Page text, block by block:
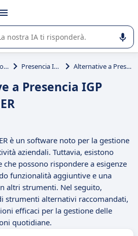
o nella scelta di un
azienda.
Rilevazione presenze Presencia IGP ClickFINGER Alternative a Presencia IGP ClickFINGER
a Presencia IGP
è un software noto per la gestione
aziendali. Tuttavia, esistono
possono rispondere a esigenze
funzionalità aggiuntive e una
altri strumenti. Nel seguito,
strumenti alternativi raccomandati,
efficaci per la gestione delle
quotidiane.